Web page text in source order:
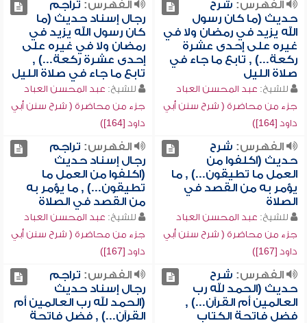
الفهرس: شرح
حديث (ما كان رسول
الله يزيد في رمضان ولا في
غيره على إحدى عشرة
ركعة...) , تابع ما جاء في
صلاة الليل
للشيخ: عبد المحسن العباد
جزء من محاضرة ( شرح سنن أبي
داود [164])
الفهرس: تراجم
رجال إسناد حديث (ما
كان رسول الله يزيد في
رمضان ولا في غيره على
إحدى عشرة ركعة...) ,
تابع ما جاء في صلاة الليل
للشيخ: عبد المحسن العباد
جزء من محاضرة ( شرح سنن أبي
داود [164])
الفهرس: شرح
حديث (اكلفوا من
العمل ما تطيقون...) , ما
يؤمر به من القصد في
الصلاة
للشيخ: عبد المحسن العباد
جزء من محاضرة ( شرح سنن أبي
داود [167])
الفهرس: تراجم
رجال إسناد حديث
(اكلفوا من العمل ما
تطيقون...) , ما يؤمر به
من القصد في الصلاة
للشيخ: عبد المحسن العباد
جزء من محاضرة ( شرح سنن أبي
داود [167])
الفهرس: شرح
حديث (الحمد لله رب
العالمين أم القرآن...) ,
فضل فاتحة الكتاب
الفهرس: تراجم
رجال إسناد حديث
(الحمد لله رب العالمين أم
القرآن...) , فضل فاتحة